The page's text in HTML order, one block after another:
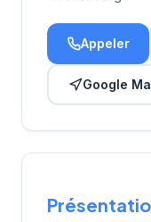
Appeler
Google